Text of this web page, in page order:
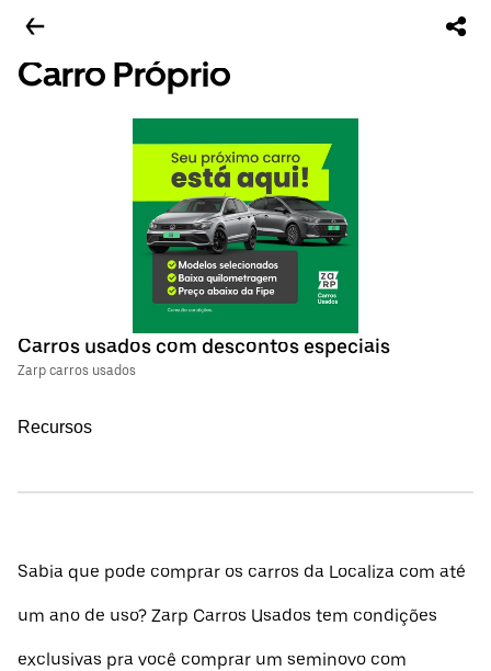
Carro Próprio
Carros usados com descontos especiais
Zarp carros usados
Recursos
Sabia que pode comprar os carros da Localiza com até
um ano de uso? Zarp Carros Usados tem condições
exclusivas pra você comprar um seminovo com